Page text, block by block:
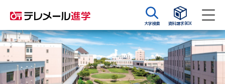
大学検索 資料請求BOX
資料請求 資料検索